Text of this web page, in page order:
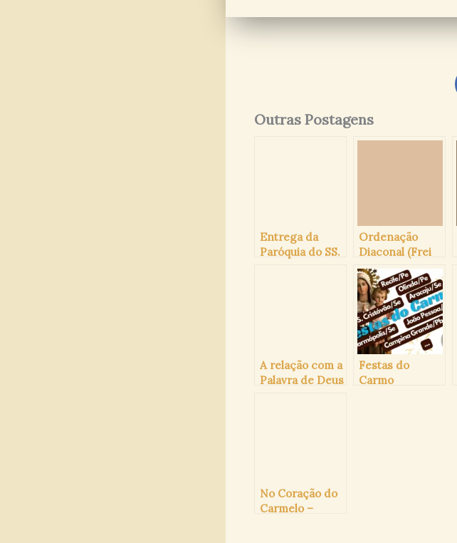
Outras Postagens
Entrega da
Paróquia do SS.
Ordenação
Diaconal (Frei
Davi Maria)
A relação com a
Palavra de Deus
Festas do
Carmo
No Coração do
Carmelo –